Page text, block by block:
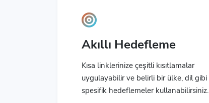
Akıllı Hedefleme
Kısa linklerinize çeşitli kısıtlamalar
uygulayabilir ve belirli bir ülke, dil gibi
spesifik hedeflemeler kullanabilirsiniz.